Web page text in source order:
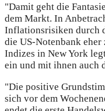
"Damit geht die
dem Markt. In
Inflationsrisiken durch
die US-Notenbank
Indizes in New York
ein und mit ihnen auch
"Die positive
sich vor dem